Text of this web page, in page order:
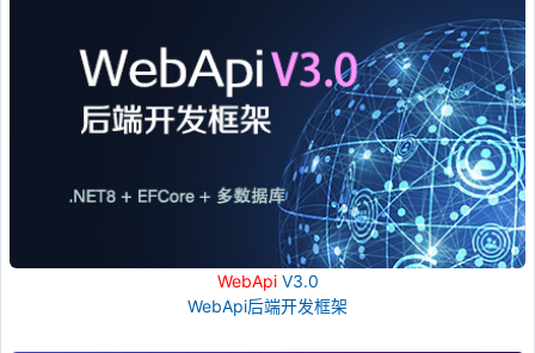
WebApiV3.0
WebApi后端开发框架